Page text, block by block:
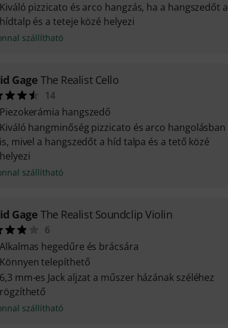
Kiváló pizzicato és arco hangzás, ha a hangszedőt a
hídtalp és a teteje közé helyezi
szállítható
Gage The Realist Cello
14
Piezokerámia hangszedő
Kiváló hangminőség pizzicato és arco hangolásban
is, mivel a hangszedőt a híd talpa és a tető közé
helyezi
szállítható
Gage The Realist Soundclip Violin
6
Alkalmas hegedűre és brácsára
Könnyen telepíthető
6,3 mm-es Jack aljzat a műszer házának széléhez
rögzíthető
szállítható